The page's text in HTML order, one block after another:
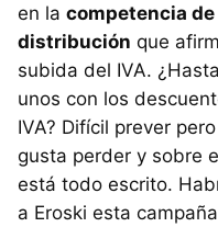
en la competencia
distribución que
subida del IVA.
unos con los
IVA? Difícil prever
gusta perder y sobre
está todo escrito.
a Eroski esta